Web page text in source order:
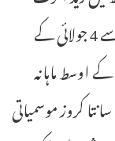
برقرار رکھا گیا۔ اعداد و شمار کے مطابق یکم سے 4 جولائی کے
اوسط ماہانہ
کروز موسمیاتی